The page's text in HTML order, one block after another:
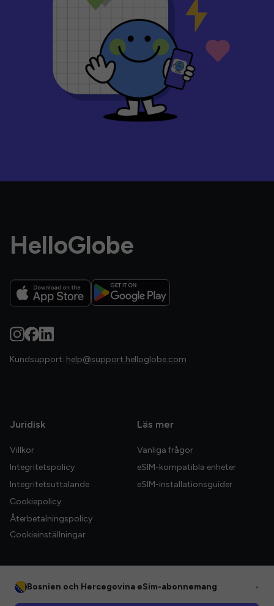
HelloGlobe
Kundsupport: help@support.helloglobe.com
Juridisk
Villkor
Integritetspolicy
Integritetsuttalande
Cookiepolicy
Återbetalningspolicy
Cookieinställningar
Läs mer
Vanliga frågor
eSIM-kompatibla enheter
eSIM-installationsguider
Bosnien och Hercegovina eSim-abonnemang •